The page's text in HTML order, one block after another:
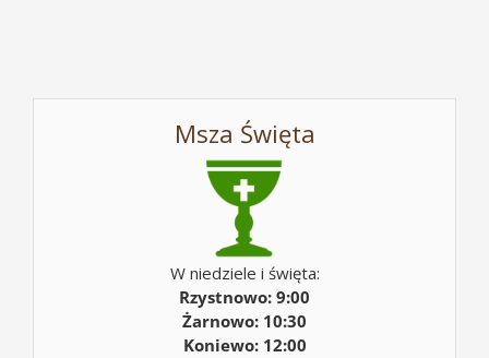
Msza Święta
W niedziele i święta:
Rzystnowo: 9:00
Żarnowo: 10:30
Koniewo: 12:00